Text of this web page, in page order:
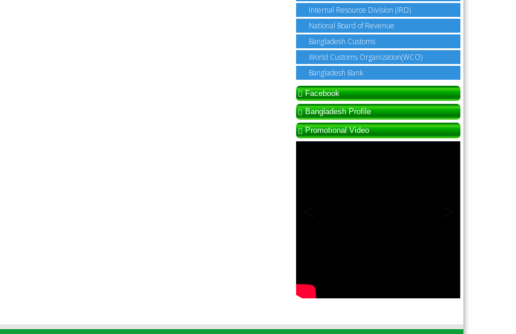
Internal Resource Division (IRD)
National Board of Revenue
Bangladesh Customs
World Customs Organization(WCO)
Bangladesh Bank
Facebook
Bangladesh Profile
Promotional Video